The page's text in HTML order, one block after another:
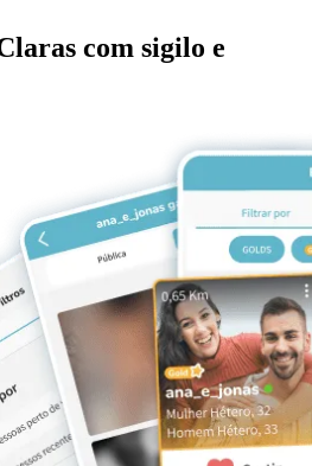
com sigilo e